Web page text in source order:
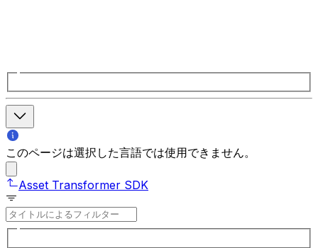
このページは選択した言語では使用できません。
Asset Transformer SDK